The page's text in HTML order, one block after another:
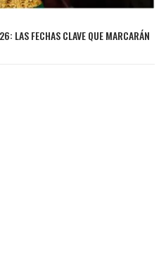
LAS FECHAS CLAVE QUE MARCARÁN